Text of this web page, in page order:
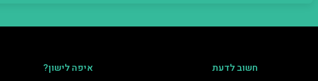
חשוב לדעת
איפה לישון?